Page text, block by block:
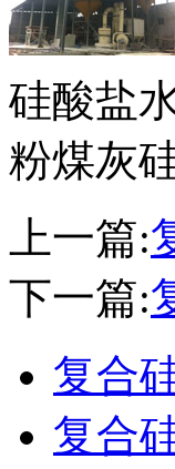
硅酸盐
粉煤灰
上一篇:
下一篇:
复合
复合